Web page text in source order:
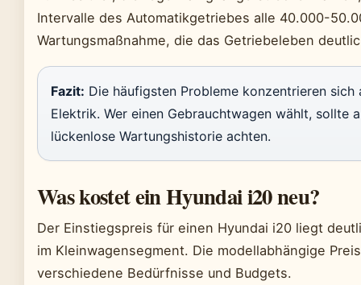
Intervalle des Automatikgetriebes alle 40.000-
Wartungsmaßnahme, die das Getriebeleben
Fazit: Die häufigsten Probleme konzentrieren
Elektrik. Wer einen Gebrauchtwagen wählt, sollte
lückenlose Wartungshistorie achten.
Was kostet ein Hyundai i20 neu?
Der Einstiegspreis für einen Hyundai i20 liegt
im Kleinwagensegment. Die modellabhängige
verschiedene Bedürfnisse und Budgets.